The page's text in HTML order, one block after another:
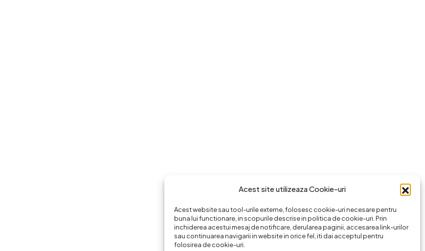
Acest site utilizeaza Cookie-uri
Acest website sau tool-urile externe, folosesc cookie-uri necesare pentru
buna lui functionare, in scopurile descrise in politica de cookie-uri. Prin
inchiderea acestui mesaj de notificare, derularea paginii, accesarea link-urilor
sau continuarea navigarii in website in orice fel, iti dai acceptul pentru
folosirea de cookie-uri.